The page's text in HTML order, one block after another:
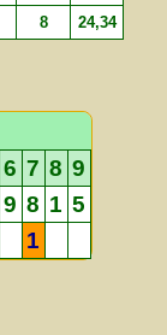
8 24,34
6 7 8 9
9 8 1 5
1